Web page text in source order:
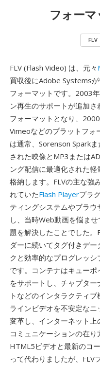
フォー
FLV
FLV (Flash Video) は、元々
買収後にAdobe Systems
フォーマットです。2003
ン再生のサポートが追加
フォーマットとなり、
Vimeoなどのプラットフォ
は通常、Sorenson Spark
された映像とMP3または
ング配信に最適化された
格納します。FLVの主な強
れていたFlash Playerプラ
ティングシステムやブラ
し、当時Web動画を悩ま
題を解決したことでした。
ダーに続いてタグ付きデ
クと効率的なプログレッ
です。コンテナはキュー
をサポートし、チャプタ
トなどのインタラクティ
ラインビデオを不安定な
変革し、インターネット上
コミュニケーションの在り
HTML5ビデオと最新のコ
って代わりましたが、FLV